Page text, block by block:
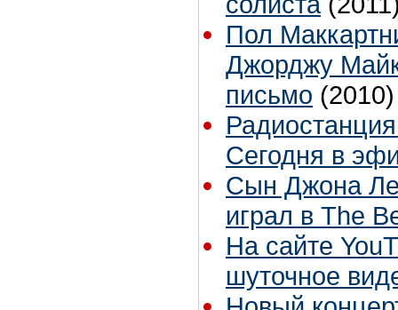
Пол
Джорджу
письмо (2010)
Сегодня в
Сын Джона
играл в The
На сайте
шуточное